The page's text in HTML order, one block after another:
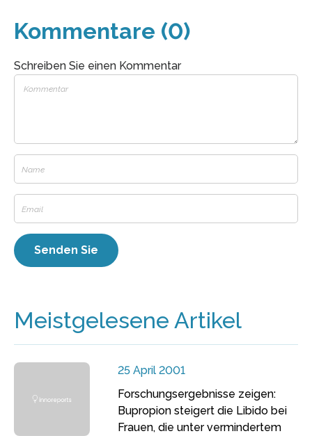
Kommentare (0)
Schreiben Sie einen Kommentar
Meistgelesene Artikel
25 April 2001
Forschungsergebnisse zeigen:
Bupropion steigert die Libido bei
Frauen, die unter vermindertem